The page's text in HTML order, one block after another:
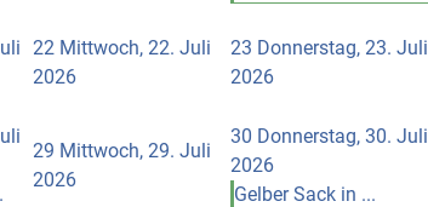
22 Mittwoch, 22. Juli
2026
23 Donnerstag, 23. Juli
2026
29 Mittwoch, 29. Juli
2026
30 Donnerstag, 30. Juli
2026
Gelber Sack in ...